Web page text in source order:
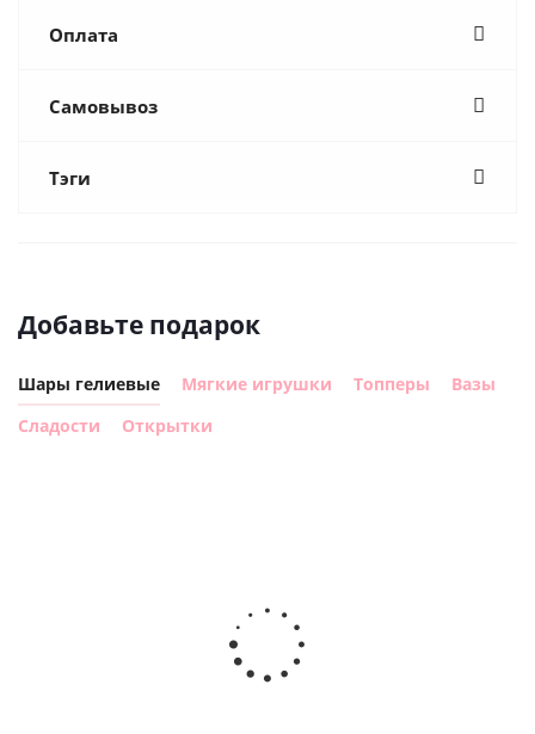
Оплата
Самовывоз
Тэги
Добавьте подарок
Шары гелиевые Мягкие игрушки Топперы
Вазы
Сладости
Открытки
Шар с
днем
рождения,
с